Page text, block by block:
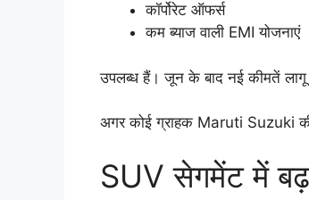
कॉर्पोरेट ऑफर्स
कम ब्याज वाली EMI योजनाएं
उपलब्ध हैं। जून के बाद नई कीमतें
अगर कोई ग्राहक Maruti Suzuki की
SUV सेगमेंट में